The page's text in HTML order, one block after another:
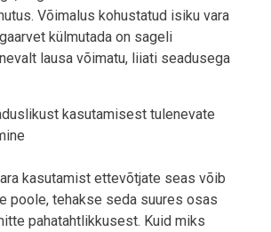
Võimalus kohustatud isiku vara
külmutada on sageli
lausa võimatu, liiati seadusega
kasutamisest tulenevate
kasutamist ettevõtjate seas võib
poole, tehakse seda suures osas
pahatahtlikkusest. Kuid miks